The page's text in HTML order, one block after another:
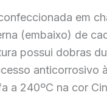
em
(embaixo) de
possui dobras
anticorrosivo
a 240ºC na cor